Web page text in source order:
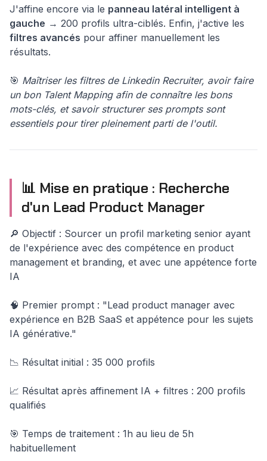
J'affine encore via le panneau latéral intelligent à
gauche → 200 profils ultra-ciblés. Enfin, j'active les
filtres avancés pour affiner manuellement les
résultats.
🎯 Maîtriser les filtres de Linkedin Recruiter, avoir faire
un bon Talent Mapping afin de connaître les bons
mots-clés, et savoir structurer ses prompts sont
essentiels pour tirer pleinement parti de l'outil.
📊 Mise en pratique : Recherche
d'un Lead Product Manager
🔎 Objectif : Sourcer un profil marketing senior ayant
de l'expérience avec des compétence en product
management et branding, et avec une appétence forte
IA
🧠 Premier prompt : "Lead product manager avec
expérience en B2B SaaS et appétence pour les sujets
IA générative."
📉 Résultat initial : 35 000 profils
📈 Résultat après affinement IA + filtres : 200 profils
qualifiés
🎯 Temps de traitement : 1h au lieu de 5h
habituellement